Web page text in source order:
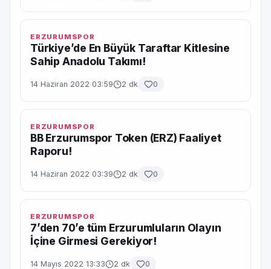
ERZURUMSPOR
Türkiye’de En Büyük Taraftar Kitlesine
Sahip Anadolu Takımı!
14 Haziran 2022 03:59 2 dk 0
ERZURUMSPOR
BB Erzurumspor Token (ERZ) Faaliyet
Raporu!
14 Haziran 2022 03:39 2 dk 0
ERZURUMSPOR
7’den 70’e tüm Erzurumluların Olayın
İçine Girmesi Gerekiyor!
14 Mayıs 2022 13:33 2 dk 0